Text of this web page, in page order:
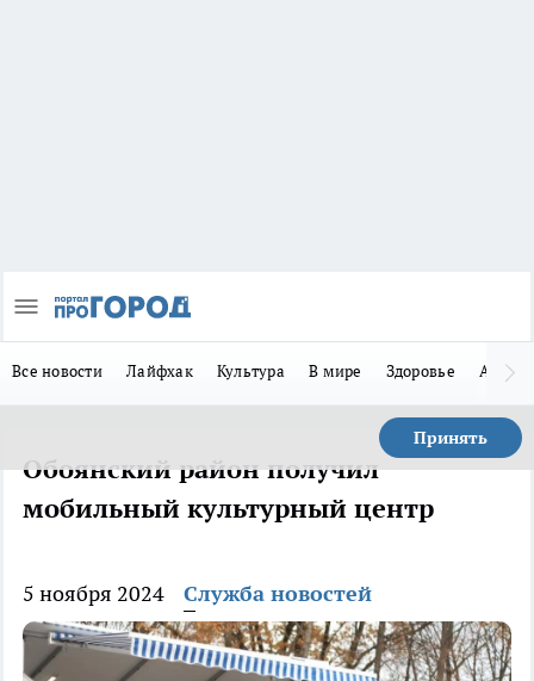
Все новости Лайфхак Культура В мире Здоровье Авто
Принять
Обоянский район получил
мобильный культурный центр
5 ноября 2024 Служба новостей